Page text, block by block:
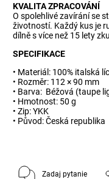
KVALITA ZPRACOVÁNÍ
O spolehlivé zavírání se
životností. Každý kus je
dílně s více než 15 lety
SPECIFIKACE
• Materiál: 100% italská
• Rozměr: 112 × 90 mm
• Barva: Béžová (taupe
• Hmotnost: 50 g
• Zip: YKK
• Původ: Česká republika
Zadaj pytanie